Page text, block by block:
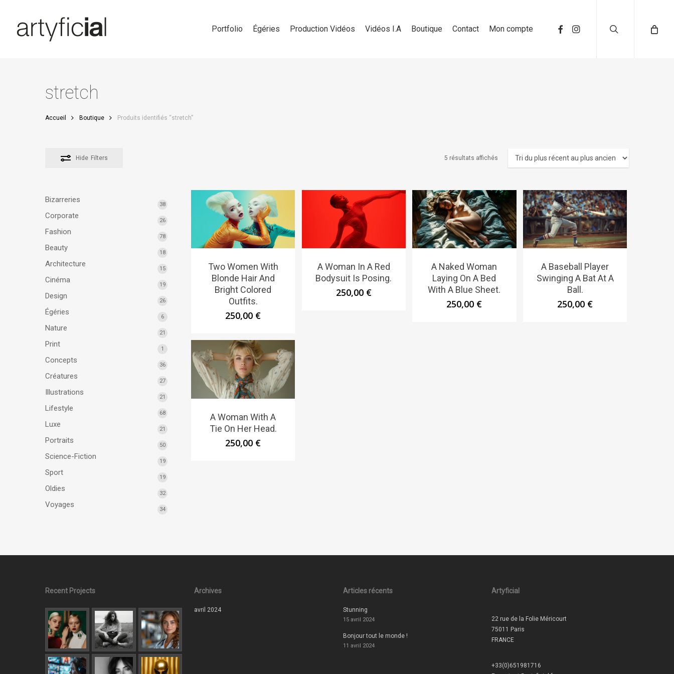
content
Portfolio Égéries Production Vidéos Vidéos I.A Boutique Contact Mon compte
stretch
Accueil Boutique Produits identifiés “stretch”
Hide Filters 5 résultats affichés
Bizarreries
38
Corporate
26
Fashion
78
Beauty
18
Architecture
15
Cinéma
19
Design
26
Égéries
6
Nature
21
Print
1
Concepts
36
Créatures
27
Illustrations
21
Lifestyle
68
Luxe
21
Portraits
50
Science-Fiction
19
Sport
19
Oldies
32
Voyages
34
Two Women With
Blonde Hair And
Bright Colored
Outfits.
250,00 €
A Woman In A Red
Bodysuit Is Posing.
250,00 €
A Naked Woman
Laying On A Bed
With A Blue Sheet.
250,00 €
A Baseball Player
Swinging A Bat At A
Ball.
250,00 €
A Woman With A
Tie On Her Head.
250,00 €
Recent Projects Archives
avril 2024
Articles récents
Stunning
15 avril 2024
Bonjour tout le monde !
11 avril 2024
Artyficial
22 rue de la Folie Méricourt
75011 Paris
FRANCE
+33(0)651981716